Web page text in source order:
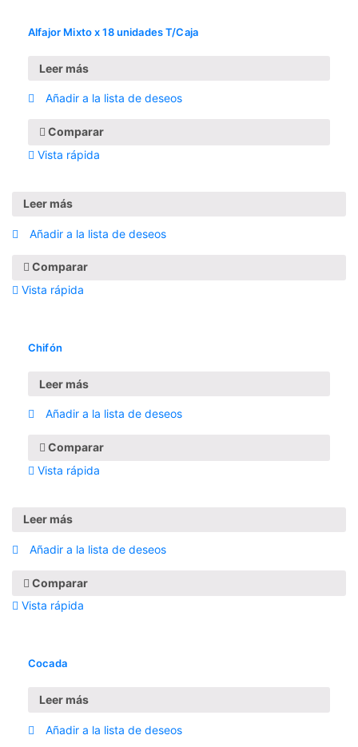
Alfajor Mixto x 18 unidades T/Caja
Leer más
Añadir a la lista de deseos
Comparar
Vista rápida
Leer más
Añadir a la lista de deseos
Comparar
Vista rápida
Chifón
Leer más
Añadir a la lista de deseos
Comparar
Vista rápida
Leer más
Añadir a la lista de deseos
Comparar
Vista rápida
Cocada
Leer más
Añadir a la lista de deseos